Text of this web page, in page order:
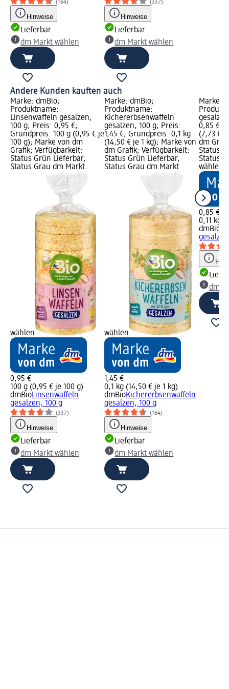
(164)
Hinweise
Lieferbar
dm Markt wählen
(337)
Hinweise
Lieferbar
dm Markt wählen
Andere Kunden kauften auch
Marke: dmBio;
Produktname:
Linsenwaffeln gesalzen,
100 g; Preis: 0,95 €;
Grundpreis: 100 g (0,95 € je
100 g); Marke von dm
Grafik; Verfügbarkeit:
Status Grün Lieferbar,
Status Grau dm Markt
wählen
0,95 €
100 g (0,95 € je 100 g)
dmBioLinsenwaffeln
gesalzen, 100 g
(337)
Hinweise
Lieferbar
dm Markt wählen
Marke: dmBio;
Produktname:
Kichererbsenwaffeln
gesalzen, 100 g; Preis:
1,45 €; Grundpreis: 0,1 kg
(14,50 € je 1 kg); Marke von
dm Grafik; Verfügbarkeit:
Status Grün Lieferbar,
Status Grau dm Markt
wählen
1,45 €
0,1 kg (14,50 € je 1 kg)
dmBioKichererbsenwaffeln
gesalzen, 100 g
(164)
Hinweise
Lieferbar
dm Markt wählen
Marke:
0,85 €;
(7,73 €
dm
Status
Status
wählen
0,85 €
0,11 kg
dmBio
dm